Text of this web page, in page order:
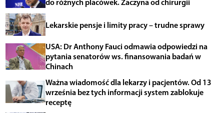
Lekarskie pensje i limity pracy – trudne sprawy
USA: Dr Anthony Fauci odmawia odpowiedzi na
pytania senatorów ws. finansowania badań w
Chinach
Ważna wiadomość dla lekarzy i pacjentów. Od 13
września bez tych informacji system zablokuje
receptę